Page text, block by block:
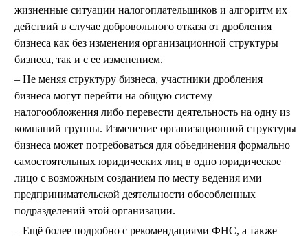
жизненные ситуации налогоплательщиков и алгоритм их
действий в случае добровольного отказа от дробления
бизнеса как без изменения организационной структуры
бизнеса, так и с ее изменением.
Не меняя структуру бизнеса, участники дробления
бизнеса могут перейти на общую систему
налогообложения либо перевести деятельность на одну из
компаний группы. Изменение организационной структуры
бизнеса может потребоваться для объединения формально
самостоятельных юридических лиц в одно юридическое
лицо с возможным созданием по месту ведения ими
предпринимательской деятельности обособленных
подразделений этой организации.
Ещё более подробно с рекомендациями ФНС, а также